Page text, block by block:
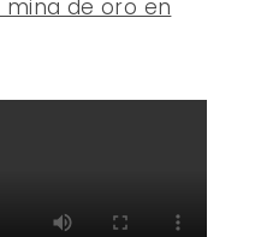
mina de oro en